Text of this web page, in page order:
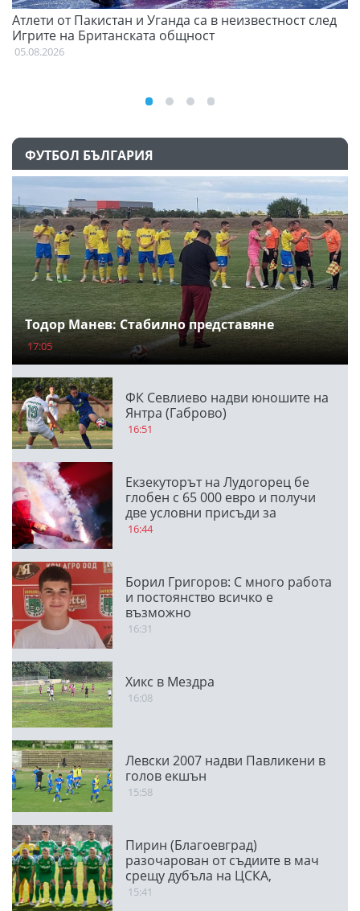
Атлети от Пакистан и Уганда са в неизвестност след
Игрите на Британската общност
05.08.2026
ФУТБОЛ БЪЛГАРИЯ
Тодор Манев: Стабилно представяне
17:05
ФК Севлиево надви юношите на
Янтра (Габрово)
16:51
Екзекуторът на Лудогорец бе
глобен с 65 000 евро и получи
две условни присъди за
мачовете с "орлите"
16:44
Борил Григоров: С много работа
и постоянство всичко е
възможно
16:31
Хикс в Мездра
16:08
Левски 2007 надви Павликени в
голов екшън
15:58
Пирин (Благоевград)
разочарован от съдиите в мач
срещу дубъла на ЦСКА,
публикува видео
15:41